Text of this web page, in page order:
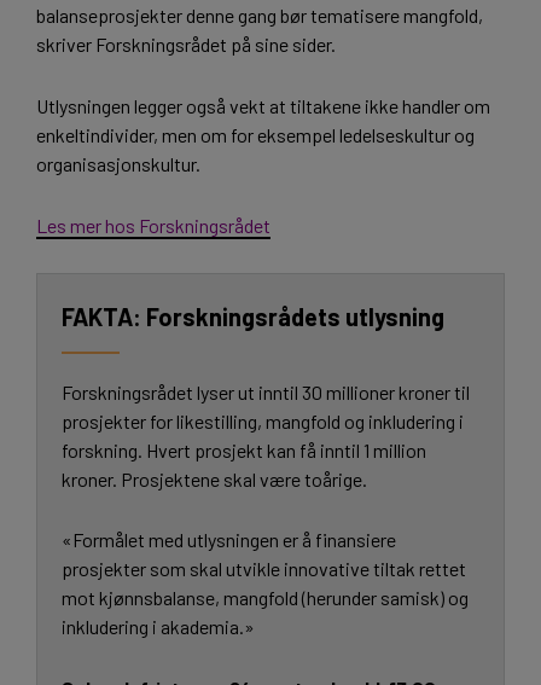
balanseprosjekter denne gang bør tematisere mangfold,
skriver Forskningsrådet på sine sider.
Utlysningen legger også vekt at tiltakene ikke handler om
enkeltindivider, men om for eksempel ledelseskultur og
organisasjonskultur.
Les mer hos Forskningsrådet
Forskningsrådets utlysning
Forskningsrådet lyser ut inntil 30 millioner kroner til
prosjekter for likestilling, mangfold og inkludering i
forskning. Hvert prosjekt kan få inntil 1 million
kroner. Prosjektene skal være toårige.
«Formålet med utlysningen er å finansiere
prosjekter som skal utvikle innovative tiltak rettet
mot kjønnsbalanse, mangfold (herunder samisk) og
inkludering i akademia.»